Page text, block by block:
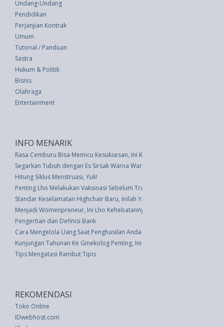
Undang-Undang
Pendidikan
Perjanjian Kontrak
Umum
Tutorial / Panduan
Sastra
Hukum & Politik
Bisnis
Olahraga
Entertainment
INFO MENARIK
Rasa Cemburu Bisa Memicu Kesuksesan, Ini Kiatnya
Segarkan Tubuh dengan Es Sirsak Warna Warni
Hitung Siklus Menstruasi, Yuk!
Penting Lho Melakukan Vaksinasi Sebelum Traveling
Standar Keselamatan Highchair Baru, Inilah Yang Harus Anda Ketahui
Menjadi Womenpreneur, Ini Lho Kehebatannya
Pengertian dan Definisi Bank
Cara Mengelola Uang Saat Penghasilan Anda Tidak Tetap
Kunjungan Tahunan Ke Ginekolog Penting, Ini Alasannya
Tips Mengatasi Rambut Tipis
REKOMENDASI
Toko Online
IDwebhost.com